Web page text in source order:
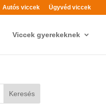
Autós viccek Ügyvéd viccek
Viccek gyerekeknek